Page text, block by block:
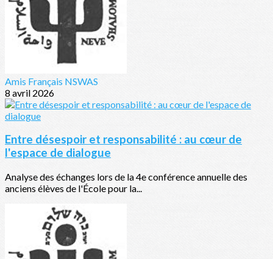
Amis Français NSWAS
8 avril 2026
Entre désespoir et responsabilité : au cœur de
l'espace de dialogue
Analyse des échanges lors de la 4e conférence annuelle des
anciens élèves de l'École pour la...